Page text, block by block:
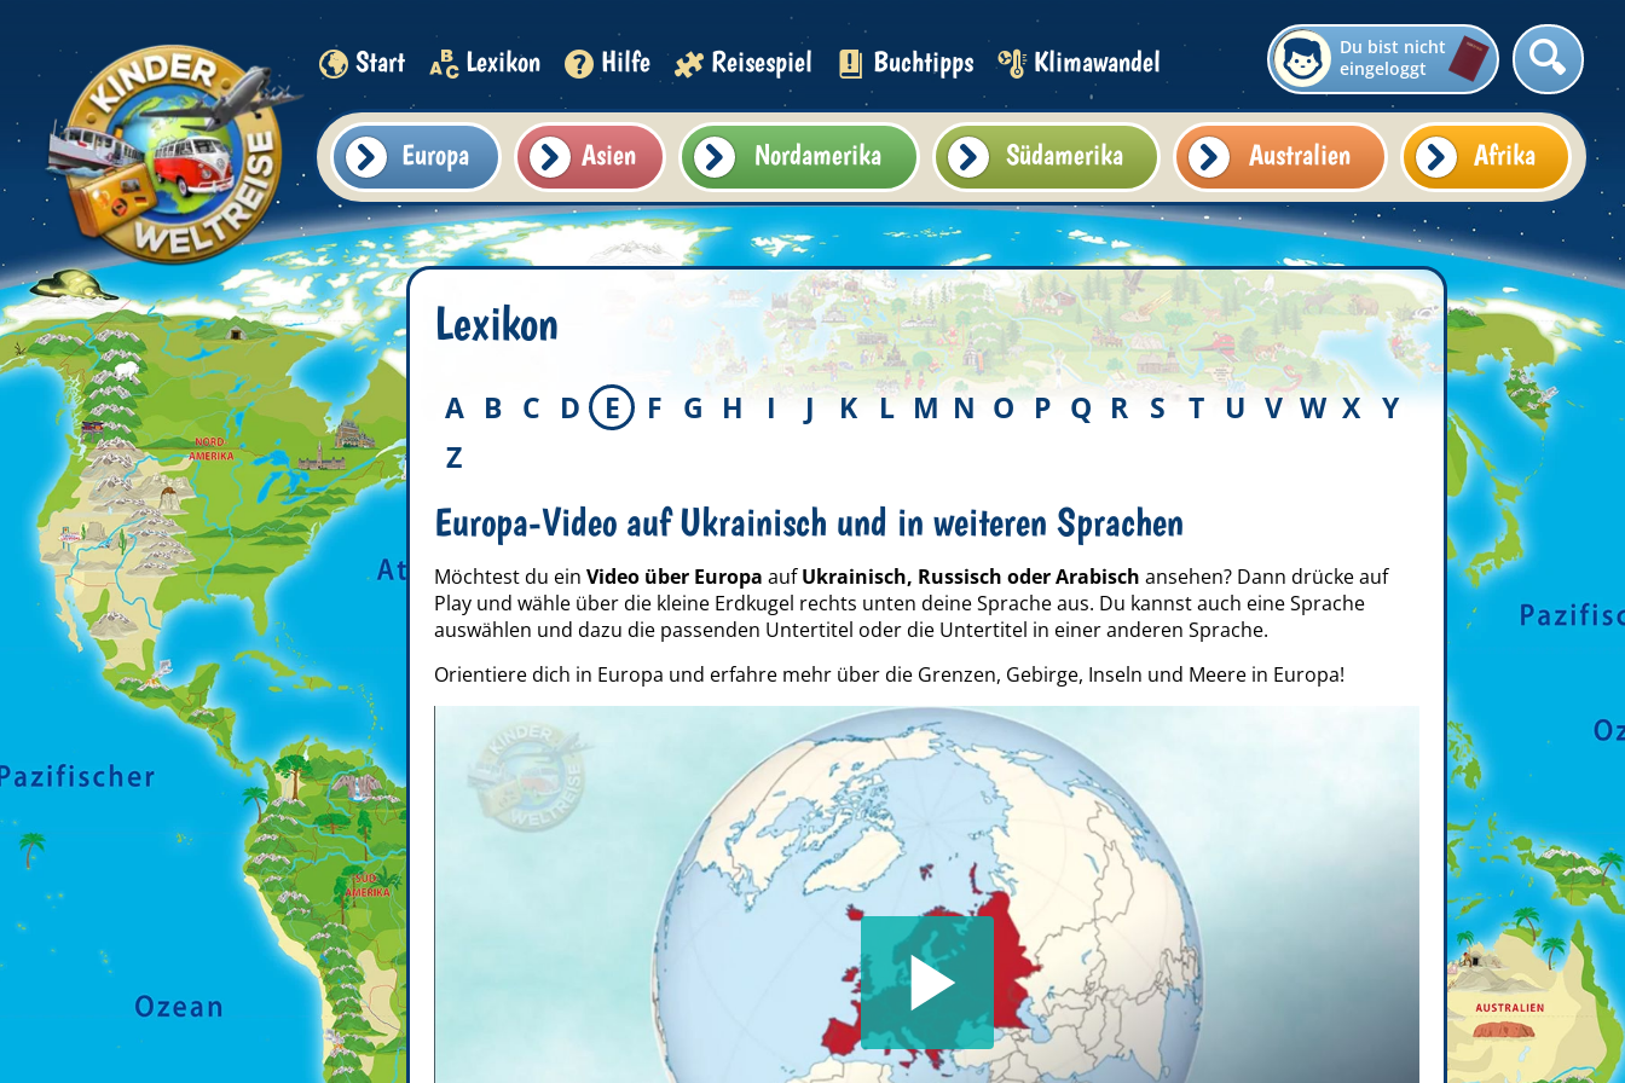
Start Lexikon Hilfe Reisespiel Buchtipps Klimawandel
Du bist nicht
eingeloggt
Europa Asien Nordamerika Südamerika Australien Afrika
Lexikon
A B C D E F G H I J K L M N O P Q R S T U V W X Y
Z
Europa-Video auf Ukrainisch und in weiteren Sprachen
Möchtest du ein Video über Europa aufUkrainisch, Russisch oder Arabisch ansehen? Dann drücke auf
Play und wähle über die kleine Erdkugel rechts unten deine Sprache aus. Du kannst auch eine Sprache
auswählen und dazu die passenden Untertitel oder die Untertitel in einer anderen Sprache.
Orientiere dich in Europa und erfahre mehr über die Grenzen, Gebirge, Inseln und Meere in Europa!